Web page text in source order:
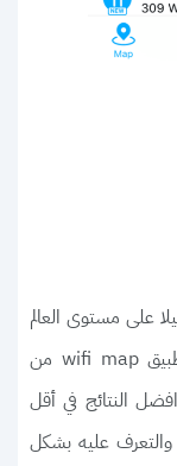
على مستوى العالم
وليس الوطن العربي فقط، حيث أن تطبيق wifi map من
النتائج في أقل
والتعرف عليه بشكل